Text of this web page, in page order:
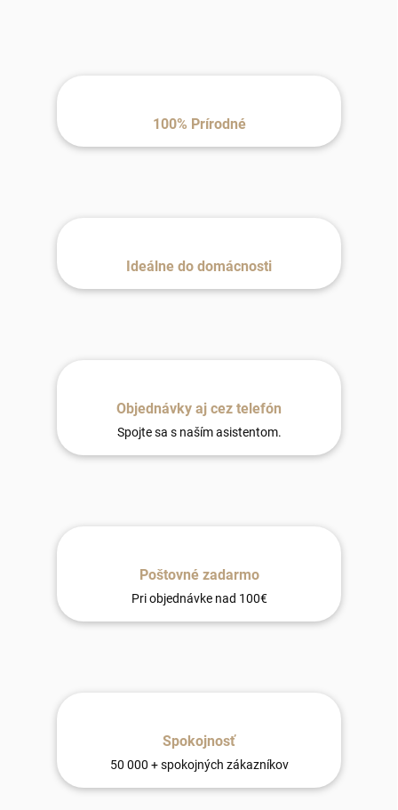
100% Prírodné
Ideálne do domácnosti
Objednávky aj cez telefón
Spojte sa s naším asistentom.
Poštovné zadarmo
Pri objednávke nad 100€
Spokojnosť
50 000 + spokojných zákazníkov